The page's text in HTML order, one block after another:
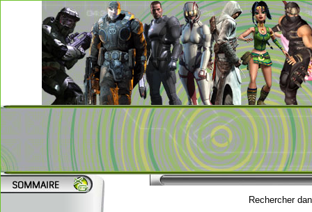
Rechercher